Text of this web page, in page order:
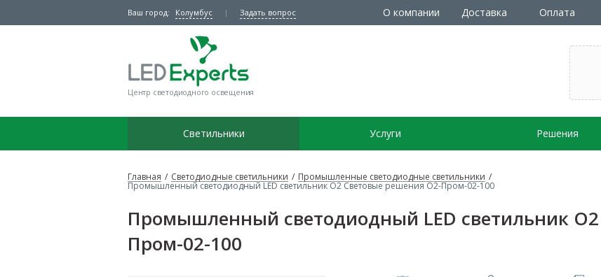
Ваш город: Колумбус Задать вопрос О компании Доставка Оплата
Центр светодиодного освещения
Светильники Услуги Решения
Главная / Светодиодные светильники / Промышленные светодиодные светильники /
Промышленный светодиодный LED светильник О2 Световые решения О2-Пром-02-100
Промышленный светодиодный LED светильник
Пром-02-100